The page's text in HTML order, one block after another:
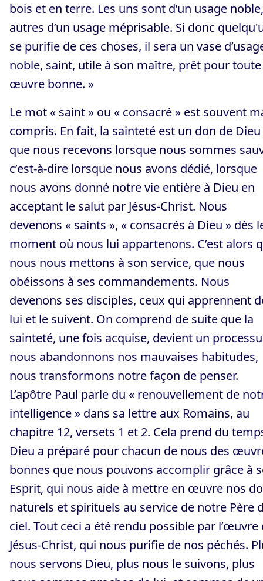
bois et en terre. Les uns sont d’un usage
autres d’un usage méprisable. Si donc
se purifie de ces choses, il sera un vase
noble, saint, utile à son maître, prêt pour toute
œuvre bonne. »
Le mot « saint » ou « consacré » est souvent
compris. En fait, la sainteté est un don de Dieu
que nous recevons lorsque nous sommes
c’est-à-dire lorsque nous avons dédié, lorsque
nous avons donné notre vie entière à Dieu en
acceptant le salut par Jésus-Christ. Nous
devenons « saints », « consacrés à Dieu » dès
moment où nous lui appartenons. C’est alors
nous nous mettons à son service, que nous
obéissons à ses commandements. Nous
devenons ses disciples, ceux qui apprennent
lui et le suivent. On comprend de suite que la
sainteté, une fois acquise, devient un
nous abandonnons nos mauvaises habitudes,
nous transformons notre façon de penser.
L’apôtre Paul parle du « renouvellement de
intelligence » dans sa lettre aux Romains, au
chapitre 12, versets 1 et 2. Cela prend du
Dieu a préparé pour chacun de nous des
bonnes que nous pouvons accomplir grâce à
Esprit, qui nous aide à mettre en œuvre nos
naturels et spirituels au service de notre Père
ciel. Tout ceci a été rendu possible par l’œuvre
Jésus-Christ, qui nous purifie de nos péchés.
nous servons Dieu, plus nous le suivons, plus